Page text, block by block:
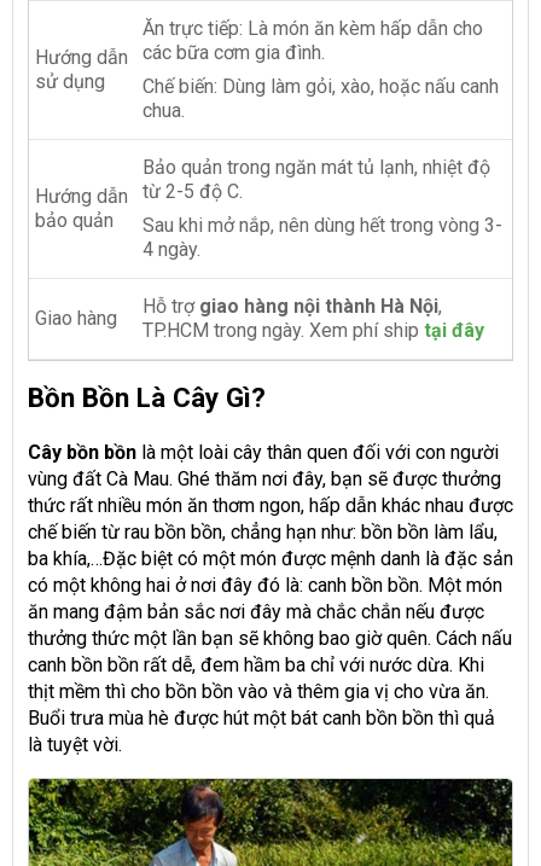
Hướng dẫn
sử dụng
Ăn trực tiếp: Là món ăn kèm hấp dẫn cho
các bữa cơm gia đình.
Chế biến: Dùng làm gỏi, xào, hoặc nấu canh
chua.
Hướng dẫn
bảo quản
Bảo quản trong ngăn mát tủ lạnh, nhiệt độ
từ 2-5 độ C.
Sau khi mở nắp, nên dùng hết trong vòng 3-
4 ngày.
Giao hàng
Hỗ trợ giao hàng nội thành Hà Nội,
TP.HCM trong ngày. Xem phí ship tại đây
Bồn Bồn Là Cây Gì?
Cây bồn bồn là một loài cây thân quen đối với con người
vùng đất Cà Mau. Ghé thăm nơi đây, bạn sẽ được thưởng
thức rất nhiều món ăn thơm ngon, hấp dẫn khác nhau được
chế biến từ rau bồn bồn, chẳng hạn như: bồn bồn làm lẩu,
ba khía,…Đặc biệt có một món được mệnh danh là đặc sản
có một không hai ở nơi đây đó là: canh bồn bồn. Một món
ăn mang đậm bản sắc nơi đây mà chắc chắn nếu được
thưởng thức một lần bạn sẽ không bao giờ quên. Cách nấu
canh bồn bồn rất dễ, đem hầm ba chỉ với nước dừa. Khi
thịt mềm thì cho bồn bồn vào và thêm gia vị cho vừa ăn.
Buổi trưa mùa hè được hút một bát canh bồn bồn thì quả
là tuyệt vời.